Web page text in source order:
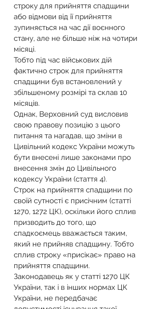
строку для прийняття спадщини
або відмови від її прийняття
зупиняється на час дії воєнного
стану, але не більше ніж на чотири
місяці.
Тобто під час військових дій
фактично строк для прийняття
спадщини був встановлений у
збільшеному розмірі та склав 10
місяців.
Однак, Верховний суд висловив
свою правову позицію з цього
питання та нагадав, що зміни в
Цивільний кодекс України можуть
бути внесені лише законами про
внесення змін до Цивільного
кодексу України (стаття 4).
Строк на прийняття спадщини по
своїй сутності є присічним (статті
1270, 1272 ЦК), оскільки його сплив
призводить до того, що
спадкоємець вважається таким,
який не прийняв спадщину. Тобто
сплив строку «присікає» право на
прийняття спадщини.
Законодавець як у статті 1270 ЦК
України, так і в інших нормах ЦК
України, не передбачає